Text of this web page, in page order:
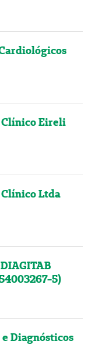
Clínico Eireli
Ltda
5)
Diagnósticos